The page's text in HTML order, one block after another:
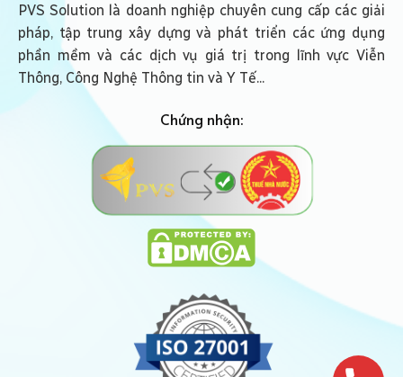
PVS Solution là doanh nghiệp chuyên cung cấp các giải
pháp, tập trung xây dựng và phát triển các ứng dụng
phần mềm và các dịch vụ giá trị trong lĩnh vực Viễn
Thông, Công Nghệ Thông tin và Y Tế...
Chứng nhận: